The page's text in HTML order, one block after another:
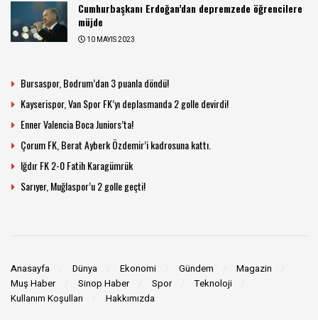
Cumhurbaşkanı Erdoğan’dan depremzede öğrencilere
müjde
10 MAYIS 2023
Bursaspor, Bodrum’dan 3 puanla döndü!
Kayserispor, Van Spor FK’yı deplasmanda 2 golle devirdi!
Enner Valencia Boca Juniors’ta!
Çorum FK, Berat Ayberk Özdemir’i kadrosuna kattı.
Iğdır FK 2-0 Fatih Karagümrük
Sarıyer, Muğlaspor’u 2 golle geçti!
Anasayfa Dünya Ekonomi Gündem
Magazin
Muş Haber
Sinop Haber Spor
Teknoloji
Kullanım Koşulları
Hakkımızda